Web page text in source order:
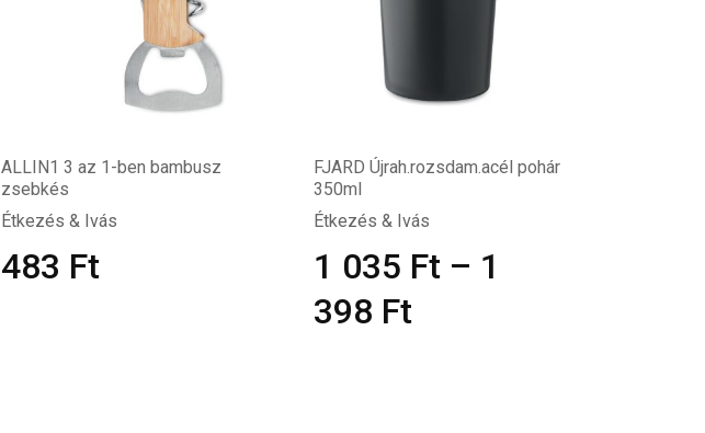
ALLIN1 3 az 1-ben bambusz
zsebkés
Étkezés & Ivás
483 Ft
FJARD Újrah.rozsdam.acél pohár
350ml
Étkezés & Ivás
1 035 Ft – 1
398 Ft